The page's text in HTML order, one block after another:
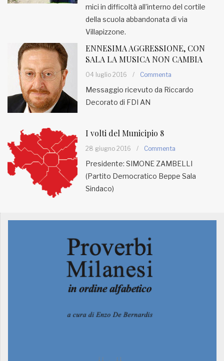
mici in difficoltà all’interno del cortile
della scuola abbandonata di via
Villapizzone.
ENNESIMA AGGRESSIONE, CON
SALA LA MUSICA NON CAMBIA
04 luglio 2016 / Commenta
Messaggio ricevuto da Riccardo
Decorato di FDI AN
I volti del Municipio 8
28 giugno 2016 / Commenta
Presidente: SIMONE ZAMBELLI
(Partito Democratico Beppe Sala
Sindaco)